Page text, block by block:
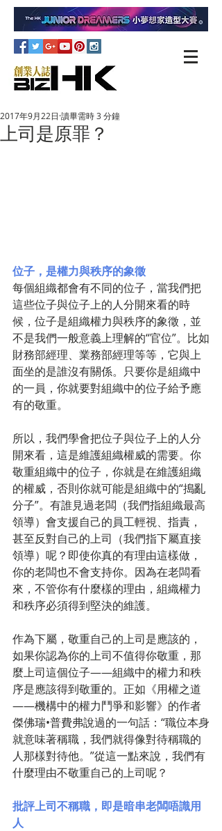
上司是原罪？
2017年9月22日 讀畢需時 3 分鐘
位子，是權力與秩序的象徵
每個組織都會有不同的位子，當我們把
這些位子與位子上的人分開來看的時
候，位子是組織權力與秩序的象徵，並
不是我們一般意義上理解的“官位”。比如
財務部經理、業務部經理等等，它與上
面坐的是誰沒有關係。只要你是組織中
的一員，你就要對組織中的位子給予應
有的敬重。
所以，我們學會把位子與位子上的人分
開來看，這是維護組織權威的需要。你
敬重組織中的位子，你就是在維護組織
的權威，否則你就可能是組織中的“搗亂
分子”。有誰見過老闆（我們指組織最高
領導）會支援自己的員工輕視、指責，
甚至反對自己的上司（我們指下屬直接
領導）呢？即使你真的有理由這樣做，
你的老闆也不會支持你。因為在老闆看
來，不管你有什麼樣的理由，組織權力
和秩序必須得到堅決的維護。
作為下屬，敬重自己的上司是應該的，
如果你認為你的上司不值得你敬重，那
麼上司這個位子——組織中的權力和秩
序是應該得到敬重的。正如《用權之道
――機構中的權力鬥爭和影響》的作者
傑佛瑞•普費弗說過的一句話：“職位本身
就意味著稱職，我們就得像對待稱職的
人那樣對待他。”從這一點來說，我們有
什麼理由不敬重自己的上司呢？
批評上司不稱職，即是暗串老闆唔識用
人